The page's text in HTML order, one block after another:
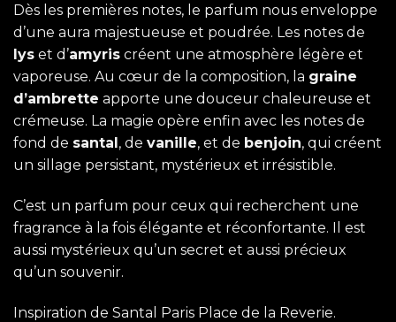
Dès les premières notes, le parfum nous enveloppe
d’une aura majestueuse et poudrée. Les notes de
lys et d’amyris créent une atmosphère légère et
vaporeuse. Au cœur de la composition, la graine
d’ambrette apporte une douceur chaleureuse et
crémeuse. La magie opère enfin avec les notes de
fond de santal , de vanille, et de benjoin, qui créent
un sillage persistant, mystérieux et irrésistible.
C’est un parfum pour ceux qui recherchent une
fragrance à la fois élégante et réconfortante. Il est
aussi mystérieux qu’un secret et aussi précieux
qu’un souvenir.
Inspiration de Santal Paris Place de la Reverie.